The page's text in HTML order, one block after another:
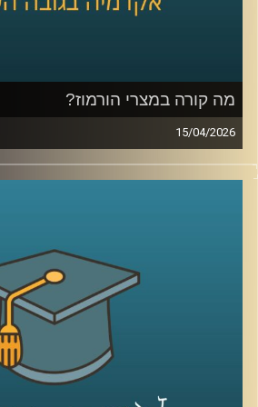
הספר הבינלאומי ע״ש רפאל רקנאטי
מהשירות כחייל בודד בצנחנים, דרך
בברית המועצות לשעבר, בקייפטאון,
לעבודה יומיומית עם אלפי סטודנטים
מקרוב איך העולם משתנה, ואיך צעירים
החלטות שמעצבות את העתיד שלהם.
אז מה באמת קורה היום בקמפוסים?
AudioVersity
מה קורה במצרי הורמוז?
15/04/2026
בשבועות האחרונים אנחנו שומעים
מצרי הורמוז, דיבורים על מצור, איומים
אבל מה שמעניין הוא שלא צריך מלחמה
העולם, מספיק חשש.
איך מעבר ימי יחסית קטן מצליח להשפיע
על שרשראות אספקה, ובסוף גם על יוקר
ולמה גם מדינות שלא תלויות בו ישירות,
מה שקורה שם?